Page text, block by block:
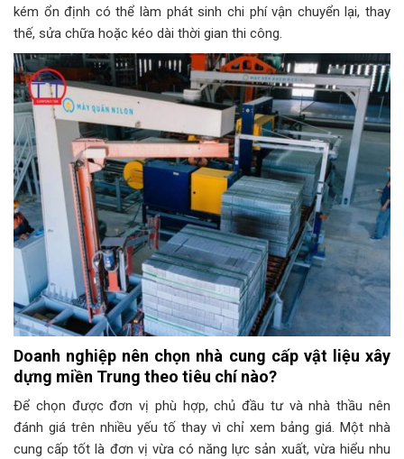
kém ổn định có thể làm phát sinh chi phí vận chuyển lại, thay
thế, sửa chữa hoặc kéo dài thời gian thi công.
Doanh nghiệp nên chọn nhà cung cấp vật liệu xây
dựng miền Trung theo tiêu chí nào?
Để chọn được đơn vị phù hợp, chủ đầu tư và nhà thầu nên
đánh giá trên nhiều yếu tố thay vì chỉ xem bảng giá. Một nhà
cung cấp tốt là đơn vị vừa có năng lực sản xuất, vừa hiểu nhu